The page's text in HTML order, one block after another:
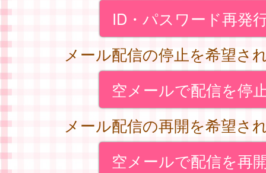
ID・パスワード再発
メール配信の停止を希望さ
空メールで配信を停
メール配信の再開を希望さ
空メールで配信を再